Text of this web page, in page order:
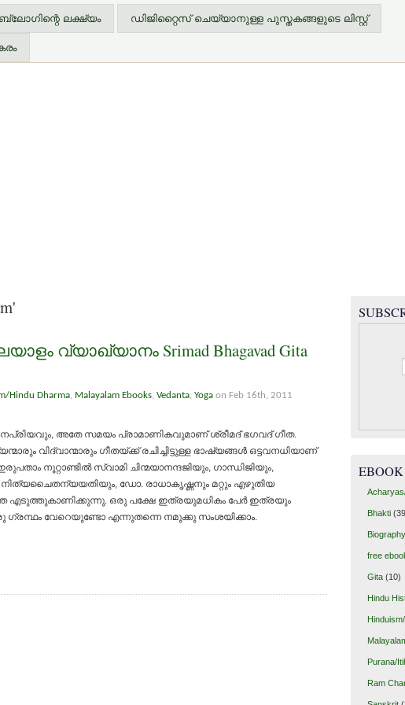
ലക്ഷ്യം ഡിജിറ്റൈസ് ചെയ്യാനുള്ള പുസ്തകങ്ങളുടെ ലിസ്റ്റ്
വ്യാഖ്യാനം Srimad Bhagavad Gita
Hindu Dharma, Malayalam Ebooks, Vedanta, Yoga on Feb 16th, 2011
അതേ സമയം പ്രാമാണികവുമാണ് ശ്രീമദ് ഭഗവദ് ഗീത.
വിദ്വാന്മാരും ഗീതയ്ക്ക് രചിച്ചിട്ടുള്ള ഭാഷ്യങ്ങള്‍ ഒട്ടവനധിയാണ്
നൂറ്റാണ്ടില്‍ സ്വാമി ചിന്മയാനന്ദജിയും, ഗാന്ധിജിയും,
ഡോ. രാധാകൃഷ്ണനും മറ്റും എഴുതിയ
എടുത്തുകാണിക്കുന്നു. ഒരു പക്ഷേ ഇത്രയുമധികം പേര്‍ ഇത്രയും
ഗ്രന്ഥം വേറെയുണ്ടോ എന്നുതന്നെ നമുക്കു സംശയിക്കാം.
Bhakti
Biography
free
Gita(10)
Hindu
Purana/
Ram